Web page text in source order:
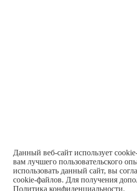
Данный веб-сайт использует
вам лучшего пользовательского
использовать данный сайт, вы
cookie-файлов. Для получения
Политика конфиденциальности.